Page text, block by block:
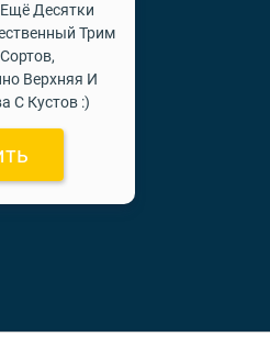
Десятки
Трим
Верхняя И
С Кустов :)